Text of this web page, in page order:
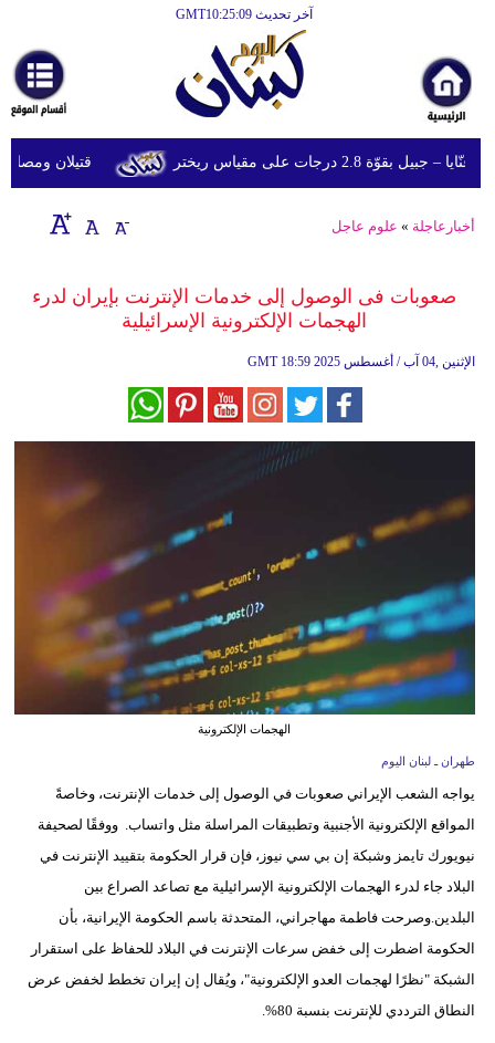
آخر تحديث GMT10:25:09
أخبارعاجلة
رياضة
ثقافة
إقتصاد
وموسيقى
وسفر
إسلامية
وتكنولوجيا
بيئة
قتيلان ومصابون جراء 14 غارة إسرائيلية على شرق 2.8 درجات على مقياس ريختر
أخبارعاجلة » علوم عاجل
صعوبات فى الوصول إلى خدمات الإنترنت بإيران لدرء
الهجمات الإلكترونية الإسرائيلية
GMT 18:59 2025 الإثنين ,04 آب / أغسطس
الهجمات الإلكترونية
طهران ـ لبنان اليوم
يواجه الشعب الإيراني صعوبات في الوصول إلى خدمات الإنترنت، وخاصةً
المواقع الإلكترونية الأجنبية وتطبيقات المراسلة مثل واتساب. ووفقًا لصحيفة
نيويورك تايمز وشبكة إن بي سي نيوز، فإن قرار الحكومة بتقييد الإنترنت في
البلاد جاء لدرء الهجمات الإلكترونية الإسرائيلية مع تصاعد الصراع بين
البلدين.وصرحت فاطمة مهاجراني، المتحدثة باسم الحكومة الإيرانية، بأن
الحكومة اضطرت إلى خفض سرعات الإنترنت في البلاد للحفاظ على استقرار
الشبكة "نظرًا لهجمات العدو الإلكترونية"، ويُقال إن إيران تخطط لخفض عرض
النطاق الترددي للإنترنت بنسبة 80%.